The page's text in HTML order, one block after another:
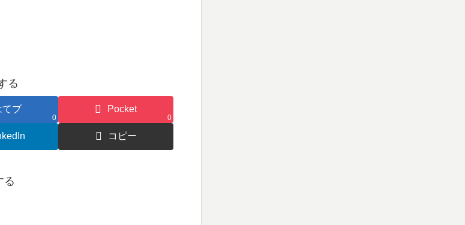
る
てブ
0
Pocket
0
コピー
る